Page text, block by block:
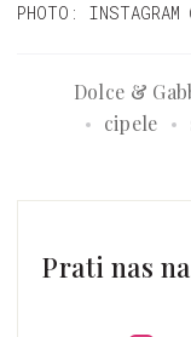
PHOTO: INSTAGRAM
Dolce &
cipele
Prati nas